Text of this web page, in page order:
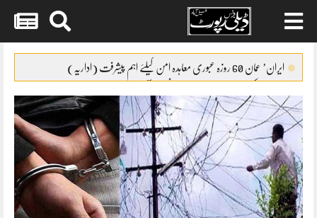
contentایران’ عمان 60 روزہ عبوری معاہدہ امن کیلئے اہم پیشرفت (اداریہ)
پیشرفت کا جائزہ
ایس ایس سی امتحانات 2026ء کا شیڈول جاری
پنشن فنڈز کی سرمایہ کاری سے خزانے کو نقصان پہنچانے کے معاملے کی
انکوائری شروع
گندم آٹے کا بحران تیل سے بھی بڑا ہو چکا ہے